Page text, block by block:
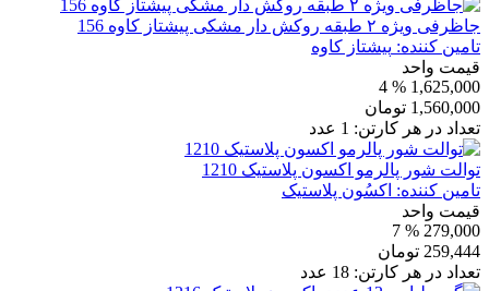
جاظرفی ویژه ۲ طبقه روکش دار مشکی پیشتاز کاوه 156
تامین کننده: پیشتاز کاوه
قیمت واحد
1,625,000
% 4
1,560,000 تومان
تعداد در هر کارتن: 1 عدد
توالت شور پالرمو اکسون پلاستیک 1210
تامین کننده: اکسُون پلاستیک
قیمت واحد
279,000
% 7
259,444 تومان
تعداد در هر کارتن: 18 عدد